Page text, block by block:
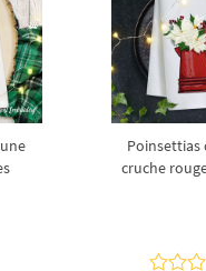
Poinsettias
cruche